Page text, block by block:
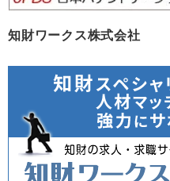
知財ワークス株式会社